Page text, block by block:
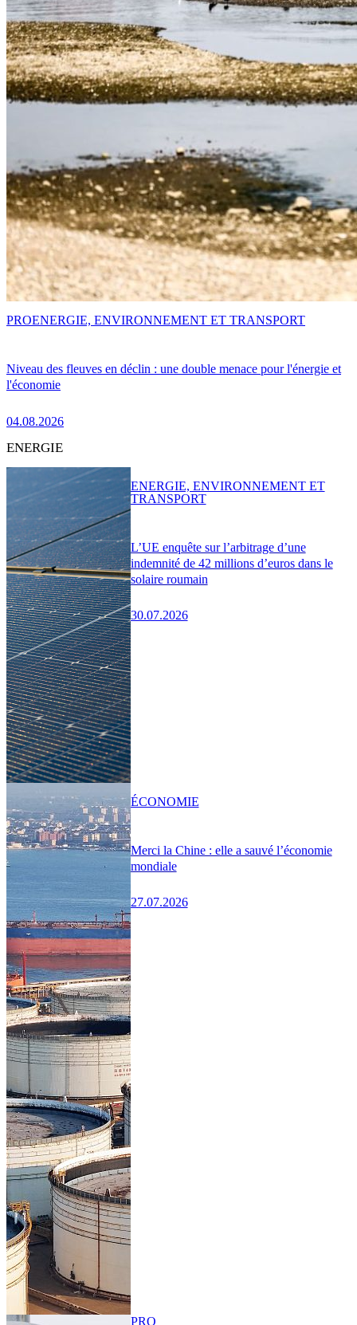
Niveau des fleuves en déclin : une double menace pour l'énergie et
l'économie
04.08.2026
PROENERGIE, ENVIRONNEMENT ET TRANSPORT
ENERGIE
L’UE enquête sur l’arbitrage d’une
indemnité de 42 millions d’euros dans le
solaire roumain
30.07.2026
ENERGIE, ENVIRONNEMENT ET
TRANSPORT
Merci la Chine : elle a sauvé l’économie
mondiale
27.07.2026
ÉCONOMIE
PRO